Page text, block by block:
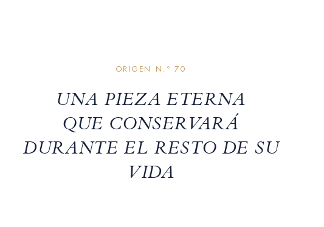
ORIGEN N.º 70
UNA PIEZA ETERNA
QUE CONSERVARÁ
DURANTE EL RESTO DE SU
VIDA